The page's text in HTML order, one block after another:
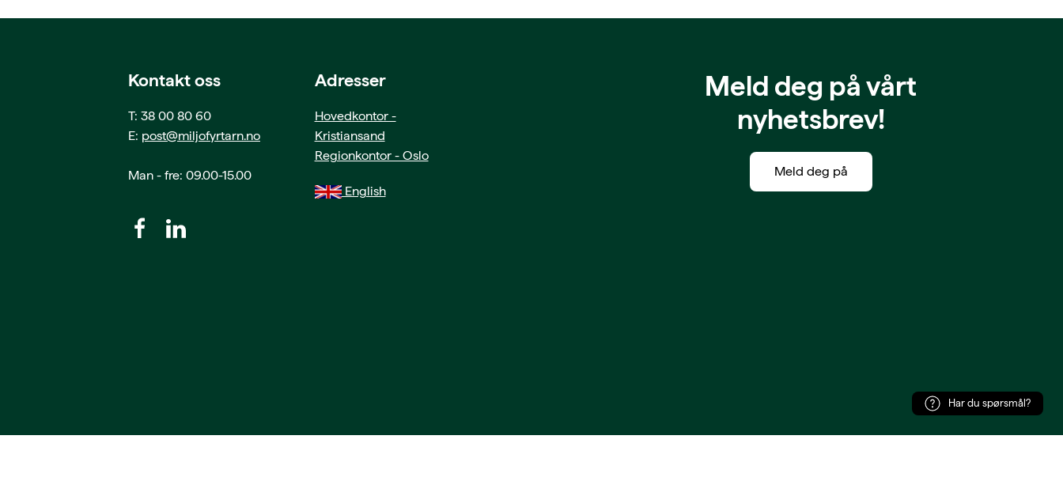
Kontakt oss
T: 38 00 80 60
E: post@miljofyrtarn.no
Man - fre: 09.00-15.00
Adresser
Hovedkontor -
Kristiansand
Regionkontor - Oslo
English
Meld deg på vårt
nyhetsbrev!
Meld deg på
Har du spørsmål?